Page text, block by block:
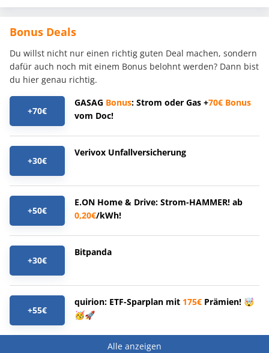
Bonus Deals
Du willst nicht nur einen richtig guten Deal machen, sondern
dafür auch noch mit einem Bonus belohnt werden? Dann bist
du hier genau richtig.
+70€
GASAG Bonus: Strom oder Gas +70€ Bonus
vom Doc!
+30€
Verivox Unfallversicherung
+50€
E.ON Home & Drive: Strom-HAMMER! ab
0,20€/kWh!
+30€
Bitpanda
+55€
quirion: ETF-Sparplan mit 175€ Prämien! 🤯
🥳🚀
Alle anzeigen